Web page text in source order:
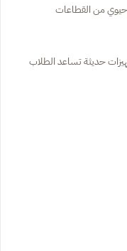
من القطاعات
حديثة تساعد الطلاب